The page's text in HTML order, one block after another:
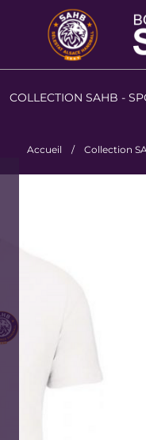
COLLECTION SAHB -
Accueil Collection